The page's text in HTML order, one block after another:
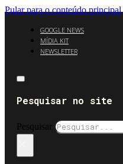
Pular para o conteúdo principal
GOOGLE NEWS
MÍDIA KIT
NEWSLETTER
Pesquisar no site
Pesquisar